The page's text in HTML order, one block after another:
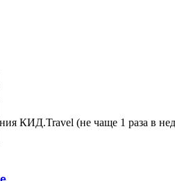
КИД.Travel (не чаще 1 раза в